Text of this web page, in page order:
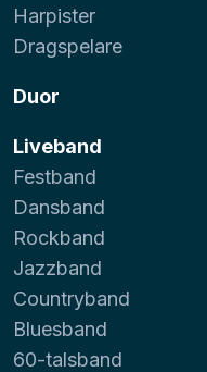
Harpister
Dragspelare
Duor
Liveband
Festband
Dansband
Rockband
Jazzband
Countryband
Bluesband
60-talsband